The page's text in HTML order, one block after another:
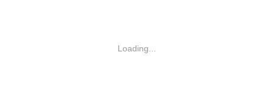
Loading...